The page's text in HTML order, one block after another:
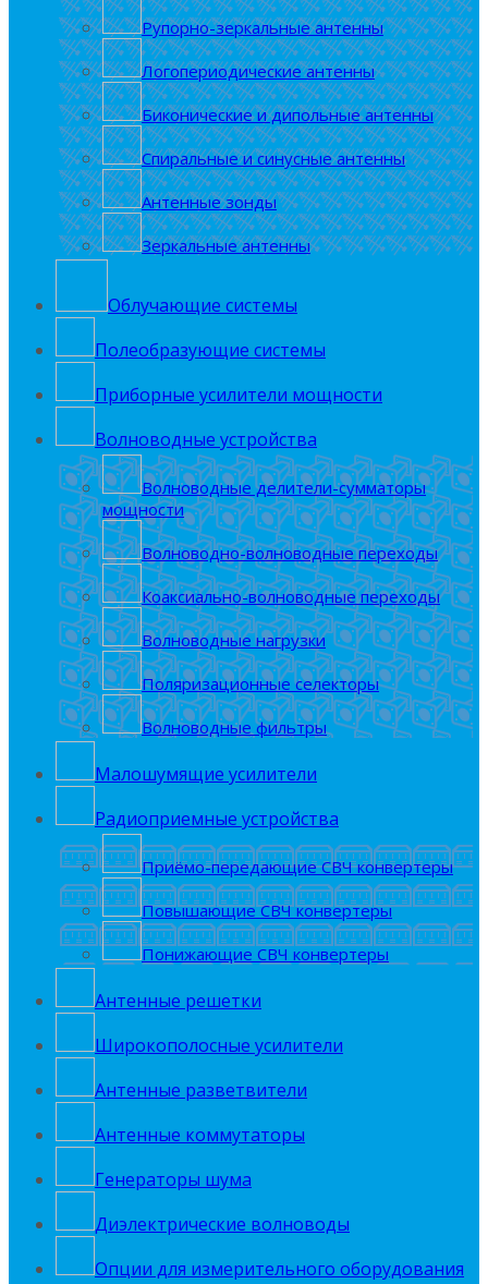
Рупорно-зеркальные антенны
Логопериодические антенны
Биконические и дипольные антенны
Спиральные и синусные антенны
Антенные зонды
Зеркальные антенны
Облучающие системы
Полеобрaзующие системы
Приборные усилители мощности
Волноводные устройства
Волноводные делители-сумматоры
мощности
Волноводно-волноводные переходы
Коаксиально-волноводные переходы
Волноводные нагрузки
Поляризационные селекторы
Волноводные фильтры
Малошумящие усилители
Радиоприемные устройства
Приёмо-передающие СВЧ конвертеры
Повышающие СВЧ конвертеры
Понижающие СВЧ конвертеры
Антенные решетки
Широкополосные усилители
Антенные разветвители
Антенные коммутаторы
Генераторы шума
Диэлектрические волноводы
Опции для измерительного оборудования